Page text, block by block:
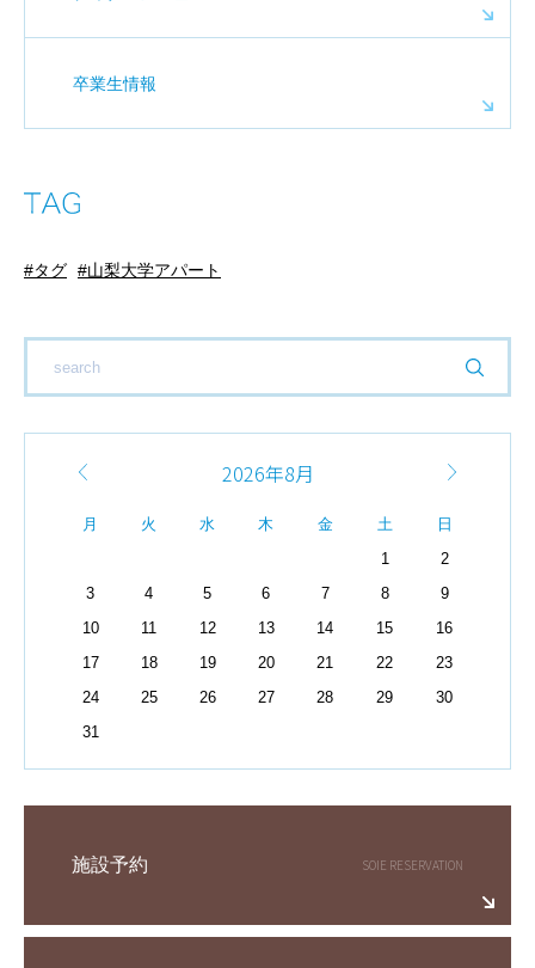
卒業生情報
タグ 山梨大学アパート
2026年8月
月 火 水 木 金 土
日
1
2
3
4 5 6 7 8
9
10
11 12 13 14 15
16
17
18 19 20 21 22
23
24
25 26 27 28 29
30
31
施設予約